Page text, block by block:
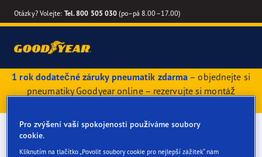
Otázky? Volejte: Tel. 800 505 030 (po–pá 8.00–17.00)
1 rok dodatečné záruky pneumatik zdarma – objednejte si
pneumatiky Goodyear online – rezervujte si montáž
Aktuální akce
Pro zvýšení vaší spokojenosti používáme soubory
cookie.
Kliknutím na tlačítko „Povolit soubory cookie pro nejlepší zážitek“ nám